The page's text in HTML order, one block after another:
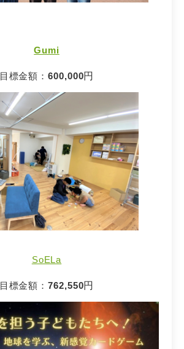
Gumi
目標金額：600,000円
SoELa
目標金額：762,550円